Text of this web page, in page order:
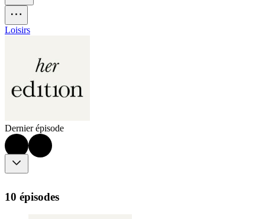
Loisirs
Dernier épisode
10 épisodes